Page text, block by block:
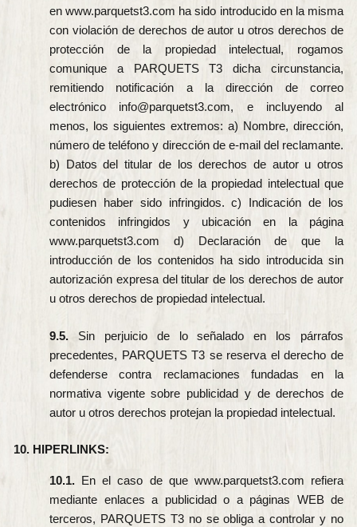
en www.parquetst3.com ha sido introducido en la misma
con violación de derechos de autor u otros derechos de
protección de la propiedad intelectual, rogamos
comunique a PARQUETS T3 dicha circunstancia,
remitiendo notificación a la dirección de correo
electrónico info@parquetst3.com, e incluyendo al
menos, los siguientes extremos: a) Nombre, dirección,
número de teléfono y dirección de e-mail del reclamante.
b) Datos del titular de los derechos de autor u otros
derechos de protección de la propiedad intelectual que
pudiesen haber sido infringidos. c) Indicación de los
contenidos infringidos y ubicación en la página
www.parquetst3.com d) Declaración de que la
introducción de los contenidos ha sido introducida sin
autorización expresa del titular de los derechos de autor
u otros derechos de propiedad intelectual.
9.5. Sin perjuicio de lo señalado en los párrafos
precedentes, PARQUETS T3 se reserva el derecho de
defenderse contra reclamaciones fundadas en la
normativa vigente sobre publicidad y de derechos de
autor u otros derechos protejan la propiedad intelectual.
10. HIPERLINKS:
10.1. En el caso de que www.parquetst3.com refiera
mediante enlaces a publicidad o a páginas WEB de
terceros, PARQUETS T3 no se obliga a controlar y no